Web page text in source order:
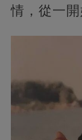
情，從一開